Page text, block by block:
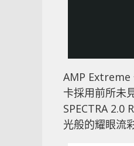
AMP Extreme
卡採用前所未
SPECTRA 2.0
光般的耀眼流